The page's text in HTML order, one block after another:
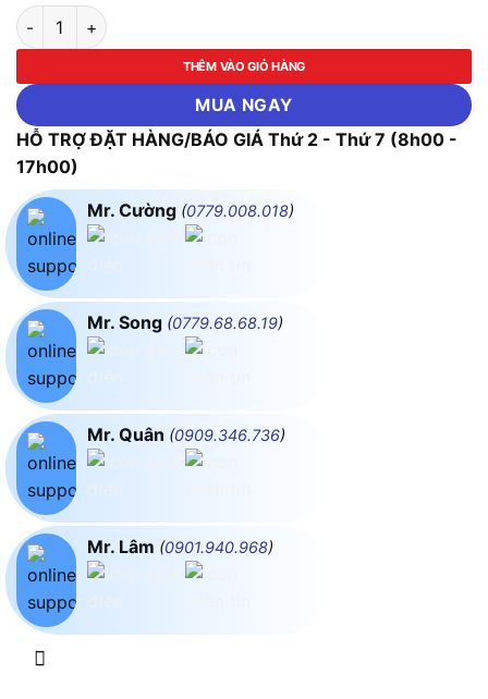
LED Panel Ốp Nổi Nhôm, Mặt Tròn 12W - 3 Chế Độ Màu MPE
THÊM VÀO GIỎ HÀNG
MUA NGAY
HỖ TRỢ ĐẶT HÀNG/BÁO GIÁ Thứ 2 - Thứ 7 (8h00 -
17h00)
Mr. Cường (0779.008.018)
Mr. Song (0779.68.68.19)
Mr. Quân (0909.346.736)
Mr. Lâm (0901.940.968)